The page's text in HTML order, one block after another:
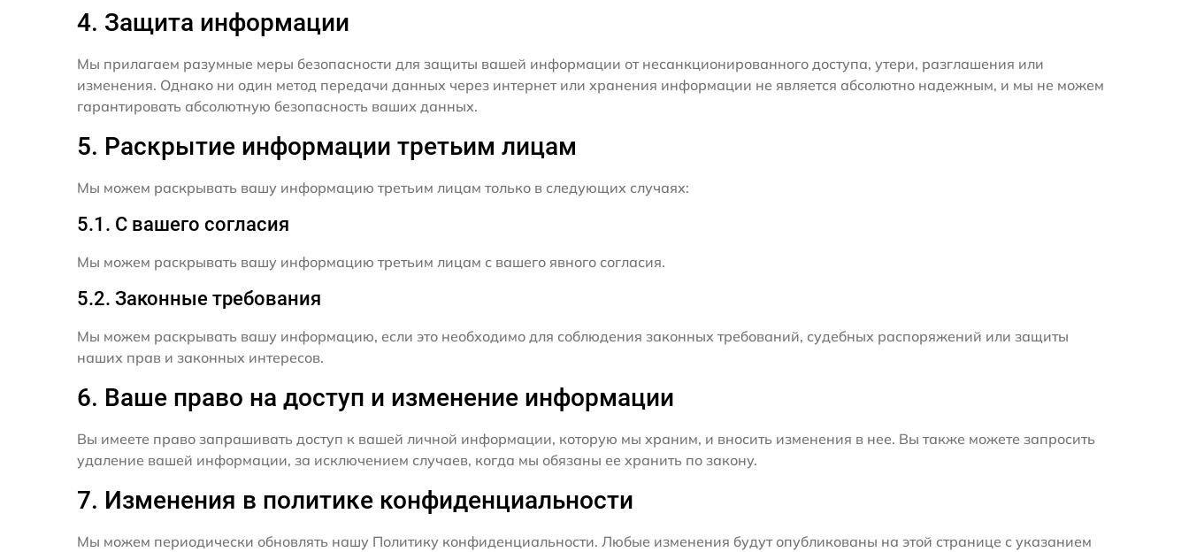
4. Защита информации
Мы прилагаем разумные меры безопасности для защиты вашей информации от несанкционированного доступа, утери, разглашения или
изменения. Однако ни один метод передачи данных через интернет или хранения информации не является абсолютно надежным, и мы не можем
гарантировать абсолютную безопасность ваших данных.
5. Раскрытие информации третьим лицам
Мы можем раскрывать вашу информацию третьим лицам только в следующих случаях:
5.1. С вашего согласия
Мы можем раскрывать вашу информацию третьим лицам с вашего явного согласия.
5.2. Законные требования
Мы можем раскрывать вашу информацию, если это необходимо для соблюдения законных требований, судебных распоряжений или защиты
наших прав и законных интересов.
6. Ваше право на доступ и изменение информации
Вы имеете право запрашивать доступ к вашей личной информации, которую мы храним, и вносить изменения в нее. Вы также можете запросить
удаление вашей информации, за исключением случаев, когда мы обязаны ее хранить по закону.
7. Изменения в политике конфиденциальности
Мы можем периодически обновлять нашу Политику конфиденциальности. Любые изменения будут опубликованы на этой странице с указанием